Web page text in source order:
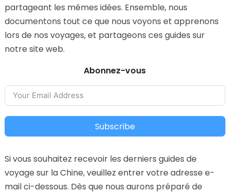
partageant les mêmes idées. Ensemble, nous
documentons tout ce que nous voyons et apprenons
lors de nos voyages, et partageons ces guides sur
notre site web.
Abonnez-vous
Subscribe
Si vous souhaitez recevoir les derniers guides de
voyage sur la Chine, veuillez entrer votre adresse e-
mail ci-dessous. Dès que nous aurons préparé de